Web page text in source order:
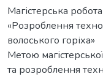
Магістерська
«Розроблення
волоського горіха»
Метою
та розроблення